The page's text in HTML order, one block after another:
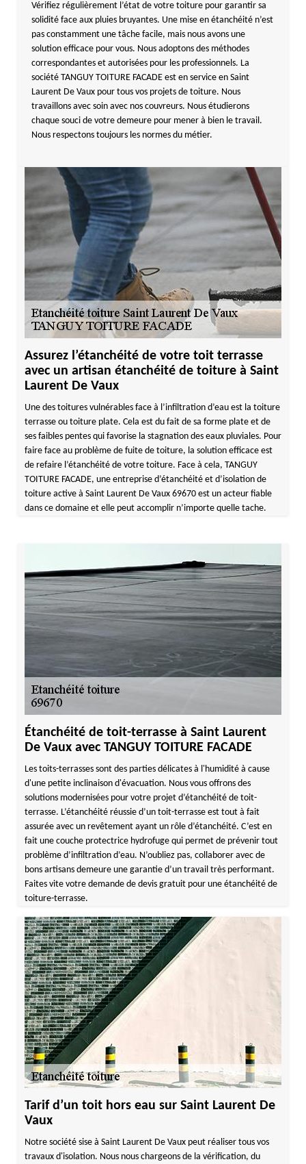
Vérifiez régulièrement l’état de votre toiture pour garantir sa
solidité face aux pluies bruyantes. Une mise en étanchéité n’est
pas constamment une tâche facile, mais nous avons une
solution efficace pour vous. Nous adoptons des méthodes
correspondantes et autorisées pour les professionnels. La
société TANGUY TOITURE FACADE est en service en Saint
Laurent De Vaux pour tous vos projets de toiture. Nous
travaillons avec soin avec nos couvreurs. Nous étudierons
chaque souci de votre demeure pour mener à bien le travail.
Nous respectons toujours les normes du métier.
Assurez l’étanchéité de votre toit terrasse
avec un artisan étanchéité de toiture à Saint
Laurent De Vaux
Une des toitures vulnérables face à l’infiltration d’eau est la toiture
terrasse ou toiture plate. Cela est du fait de sa forme plate et de
ses faibles pentes qui favorise la stagnation des eaux pluviales. Pour
faire face au problème de fuite de toiture, la solution efficace est
de refaire l’étanchéité de votre toiture. Face à cela, TANGUY
TOITURE FACADE, une entreprise d’étanchéité et d’isolation de
toiture active à Saint Laurent De Vaux 69670 est un acteur fiable
dans ce domaine et elle peut accomplir n’importe quelle tache.
Étanchéité de toit-terrasse à Saint Laurent
De Vaux avec TANGUY TOITURE FACADE
Les toits-terrasses sont des parties délicates à l'humidité à cause
d'une petite inclinaison d'évacuation. Nous vous offrons des
solutions modernisées pour votre projet d’étanchéité de toit-
terrasse. L’étanchéité réussie d’un toit-terrasse est tout à fait
assurée avec un revêtement ayant un rôle d’étanchéité. C’est en
fait une couche protectrice hydrofuge qui permet de prévenir tout
problème d’infiltration d’eau. N’oubliez pas, collaborer avec de
bons artisans demeure une garantie d’un travail très performant.
Faites vite votre demande de devis gratuit pour une étanchéité de
toiture-terrasse.
Tarif d’un toit hors eau sur Saint Laurent De
Vaux
Notre société sise à Saint Laurent De Vaux peut réaliser tous vos
travaux d'isolation. Nous nous chargeons de la vérification, du